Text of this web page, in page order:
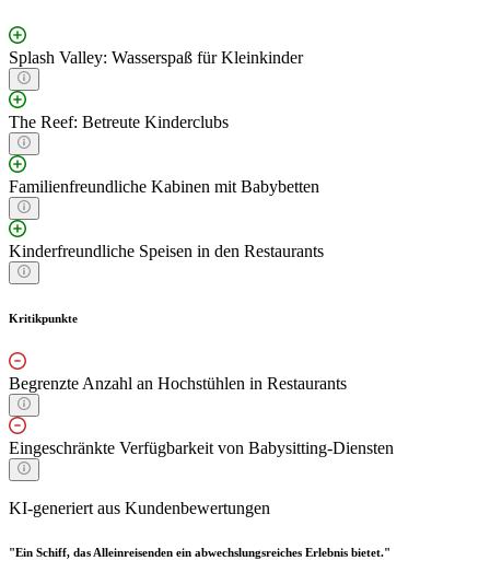
Splash Valley: Wasserspaß für Kleinkinder
The Reef: Betreute Kinderclubs
Familienfreundliche Kabinen mit Babybetten
Kinderfreundliche Speisen in den Restaurants
Kritikpunkte
Begrenzte Anzahl an Hochstühlen in Restaurants
Eingeschränkte Verfügbarkeit von Babysitting-Diensten
KI-generiert aus Kundenbewertungen
"Ein Schiff, das Alleinreisenden ein abwechslungsreiches Erlebnis bietet."